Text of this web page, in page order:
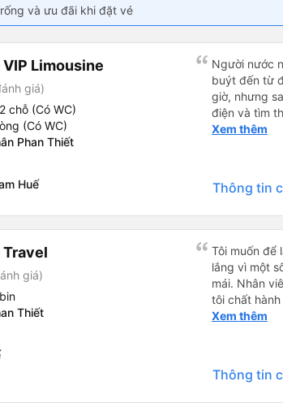
và ưu đãi khi đặt vé
Limousine
giá)
chỗ (Có WC)
(Có WC)
Phan Thiết
Huế
Người nước
buýt đến từ
giờ, nhưng
điện và tìm
tôi ngủ ngon
cho điểm
Xem thêm
Thông tin
giá)
Thiết
Tôi muốn để
lắng vì một
mái. Nhân
tôi chất
trừ duy nhất
ra nếu tôi
lòng với
Xem thêm
Thông tin